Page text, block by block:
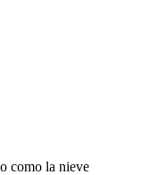
como la nieve